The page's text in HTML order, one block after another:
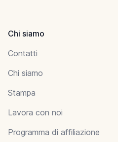
Chi siamo
Contatti
Chi siamo
Stampa
Lavora con noi
Programma di affiliazione